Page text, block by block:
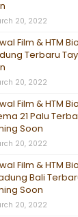
20, 2022
Film & HTM
Terbaru
20, 2022
Film & HTM
21 Palu
Soon
20, 2022
Film & HTM
Bali
Soon
20, 2022